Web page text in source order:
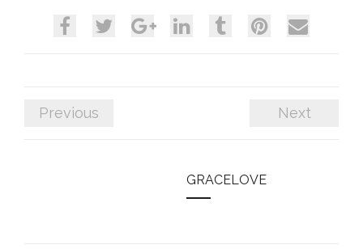
Previous Next
GRACELOVE